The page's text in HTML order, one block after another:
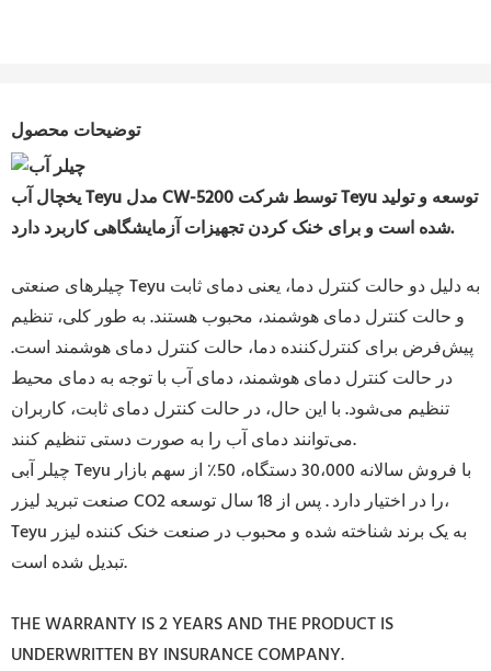
توضیحات محصول
یخچال آب Teyu مدل CW-5200 توسط شرکت Teyu توسعه و تولید
شده است و برای خنک کردن تجهیزات آزمایشگاهی کاربرد دارد.
چیلرهای صنعتی Teyu به دلیل دو حالت کنترل دما، یعنی دمای ثابت
و حالت کنترل دمای هوشمند، محبوب هستند. به طور کلی، تنظیم
پیش‌فرض برای کنترل‌کننده دما، حالت کنترل دمای هوشمند است.
در حالت کنترل دمای هوشمند، دمای آب با توجه به دمای محیط
تنظیم می‌شود. با این حال، در حالت کنترل دمای ثابت، کاربران
می‌توانند دمای آب را به صورت دستی تنظیم کنند.
چیلر آبی Teyu با فروش سالانه 30،000 دستگاه، 50٪ از سهم بازار
صنعت تبرید لیزر CO2 را در اختیار دارد
. پس از 18 سال توسعه،
Teyu به یک برند شناخته شده و محبوب در صنعت خنک کننده لیزر
تبدیل شده است.
THE WARRANTY IS 2 YEARS AND THE PRODUCT IS
UNDERWRITTEN BY INSURANCE COMPANY.